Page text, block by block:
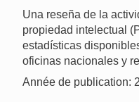
Una reseña de la
propiedad intelectual
estadísticas
oficinas nacionales y
Année de publication: